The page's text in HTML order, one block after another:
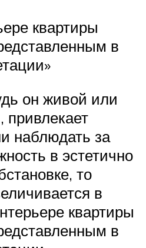
квартиры
в
он живой или
наблюдать за
в эстетично
то
в
квартиры
в